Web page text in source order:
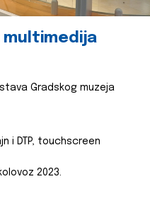
multimedija
Gradskog muzeja
i DTP, touchscreen
2023.